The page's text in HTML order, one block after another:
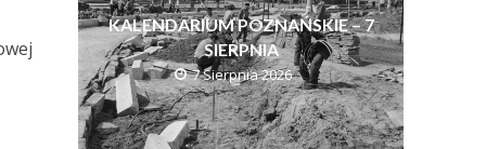
KALENDARIUM POZNAŃSKIE – 7
SIERPNIA
7 Sierpnia 2026